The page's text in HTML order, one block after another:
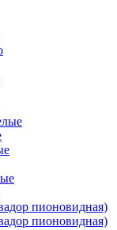
пионовидная)
пионовидная)